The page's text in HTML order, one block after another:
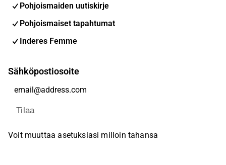
Pohjoismaiden uutiskirje
Pohjoismaiset tapahtumat
Inderes Femme
Sähköpostiosoite
Tilaa
Voit muuttaa asetuksiasi milloin tahansa